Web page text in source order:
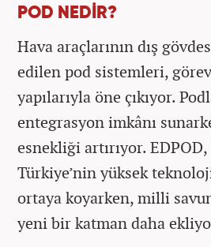
POD NEDİR?
Hava araçlarının dış
edilen pod sistemleri,
yapılarıyla öne çıkıyor.
entegrasyon imkânı
esnekliği artırıyor.
Türkiye’nin yüksek
ortaya koyarken, milli
yeni bir katman daha